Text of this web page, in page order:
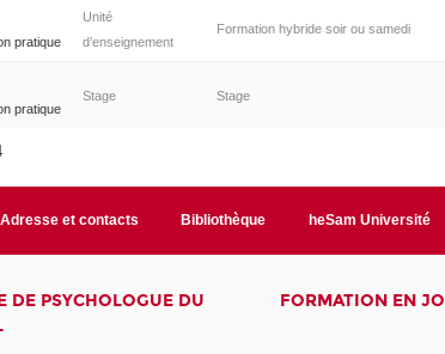
pratique
Unité
d’enseignement
Formation hybride soir ou samedi
pratique
Stage Stage
Adresse et contacts Bibliothèque heSam Université
DE PSYCHOLOGUE DU
FORMATION EN